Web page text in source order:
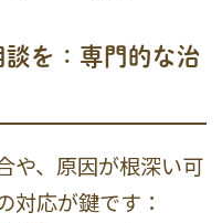
を：専門的な治
や、原因が根深い可
対応が鍵です：